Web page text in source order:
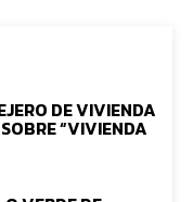
DE VIVIENDA
“VIVIENDA